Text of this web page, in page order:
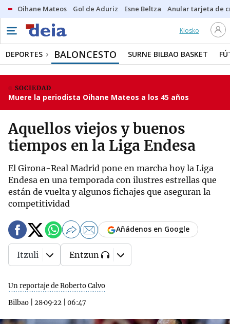
Oihane Mateos Gol de Aduriz Esne Beltza Anular tarjeta de
Kiosko
DEPORTES BALONCESTO SURNE BILBAO BASKET
SOCIEDAD
Muere la periodista Oihane Mateos a los 45 años
Aquellos viejos y buenos
tiempos en la Liga Endesa
El Girona-Real Madrid pone en marcha hoy la Liga
Endesa en una temporada con ilustres estrellas que
están de vuelta y algunos fichajes que aseguran la
competitividad
Un reportaje de Roberto Calvo
Bilbao
28·09·22 06:47
Añádenos en Google
Itzuli Entzun